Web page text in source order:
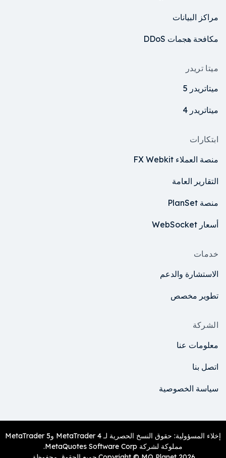
مراكز البيانات
مكافحة هجمات DDoS
ميتا تريدر
ميتاتريدر 5
ميتاتريدر 4
ابتكارات
منصة العملاء FX Webkit
التقارير العامة
منصة PlanSet
أسعار WebSocket
خدمات
الاستشارة والدعم
تطوير مخصص
الشركة
معلومات عنا
اتصل بنا
سياسة الخصوصية
إخلاء المسؤولية: حقوق النسخ الحصرية لـ MetaTrader 4 وMetaTrader 5
مملوكة لشركة MetaQuotes Software Corp.